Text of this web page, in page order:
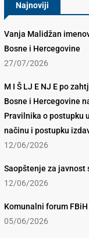
Najnoviji
Vanja Malidžan
Bosne i Hercegovine
27/07/2026
M I Š LJ E NJ E po
Bosne i Hercegovine
Pravilnika o postupku
načinu i postupku
12/06/2026
Saopštenje za javnost
12/06/2026
Komunalni forum
05/06/2026